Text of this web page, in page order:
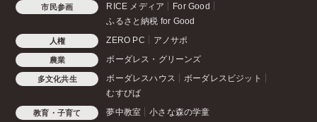
市民参画 RICE メディア
For Good
ふるさと納税 for Good
人権 ZERO PC アノサポ
農業 ボーダレス・グリーンズ
多文化共生 ボーダレスハウス
ボーダレスビジット
むすびば
教育・子育て 夢中教室 小さな森の学童